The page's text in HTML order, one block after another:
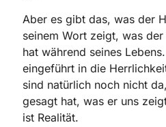
Aber es gibt das, was der
seinem Wort zeigt, was
hat während seines
eingeführt in die
sind natürlich noch nicht
gesagt hat, was er uns
ist Realität.